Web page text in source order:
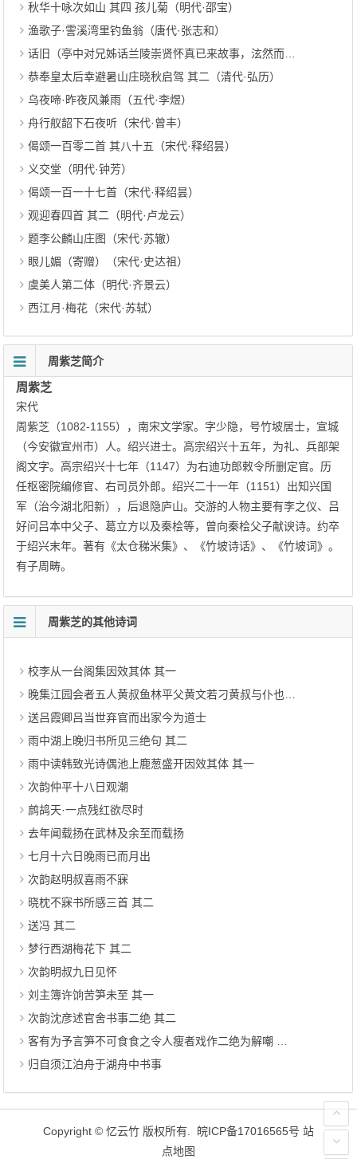
秋华十咏次如山 其四 孩儿菊（明代·邵宝）
渔歌子·霅溪湾里钓鱼翁（唐代·张志和）
话旧（亭中对兄姊话兰陵崇贤怀真已来故事，泫然而作）（唐代·韦应物）
恭奉皇太后幸避暑山庄晓秋启驾 其二（清代·弘历）
乌夜啼·昨夜风兼雨（五代·李煜）
舟行舣韶下石夜听（宋代·曾丰）
偈颂一百零二首 其八十五（宋代·释绍昙）
义交堂（明代·钟芳）
偈颂一百一十七首（宋代·释绍昙）
观迎春四首 其二（明代·卢龙云）
题李公麟山庄图（宋代·苏辙）
眼儿媚（寄赠）（宋代·史达祖）
虞美人第二体（明代·齐景云）
西江月·梅花（宋代·苏轼）
周紫芝简介
周紫芝
宋代
周紫芝（1082-1155），南宋文学家。字少隐，号竹坡居士，宣城
（今安徽宣州市）人。绍兴进士。高宗绍兴十五年，为礼、兵部架
阁文字。高宗绍兴十七年（1147）为右迪功郎敕令所删定官。历
任枢密院编修官、右司员外郎。绍兴二十一年（1151）出知兴国
军（治今湖北阳新），后退隐庐山。交游的人物主要有李之仪、吕
好问吕本中父子、葛立方以及秦桧等，曾向秦桧父子献谀诗。约卒
于绍兴末年。著有《太仓稊米集》、《竹坡诗话》、《竹坡词》。
有子周畴。
周紫芝的其他诗词
校李从一台阁集因效其体 其一
晚集江园会者五人黄叔鱼林平父黄文若刁黄叔与仆也以暝色带飞鸟为韵余得色字
送吕霞卿吕当世弃官而出家今为道士
雨中湖上晚归书所见三绝句 其二
雨中读韩致光诗偶池上鹿葱盛开因效其体 其一
次韵仲平十八日观潮
鹧鸪天·一点残红欲尽时
去年闻载扬在武林及余至而载扬
七月十六日晚雨已而月出
次韵赵明叔喜雨不寐
晓枕不寐书所感三首 其二
送冯 其二
梦行西湖梅花下 其二
次韵明叔九日见怀
刘主簿许饷苦笋未至 其一
次韵沈彦述官舍书事二绝 其二
客有为予言笋不可食食之令人瘦者戏作二绝为解嘲 其一
归自须江泊舟于湖舟中书事
Copyright © 忆云竹 版权所有. 皖ICP备17016565号 站
点地图